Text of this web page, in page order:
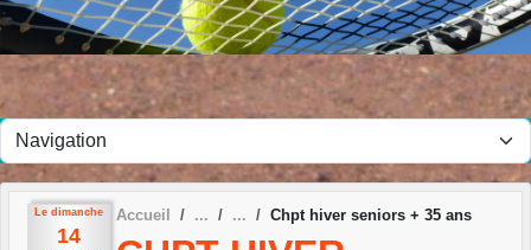
Le dimanche
14
Accueil Chpt hiver seniors + 35 ans